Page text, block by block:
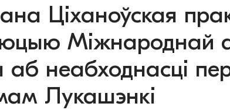
Ціханоўская
Міжнароднай
неабходнасці
Лукашэнкі